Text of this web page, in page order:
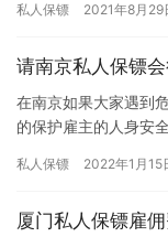
都…
私人保镖 2021年8月29
请南京私人保镖
在南京如果大家遇到
的保护雇主的人身安
南京私…
私人保镖 2022年1月15
厦门私人保镖雇